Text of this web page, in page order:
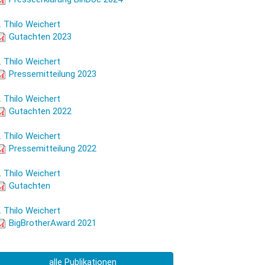
Thilo Weichert
Gutachten 2023
Thilo Weichert
Pressemitteilung 2023
Thilo Weichert
Gutachten 2022
Thilo Weichert
Pressemitteilung 2022
Thilo Weichert
Gutachten
Thilo Weichert
BigBrotherAward 2021
alle Publikationen